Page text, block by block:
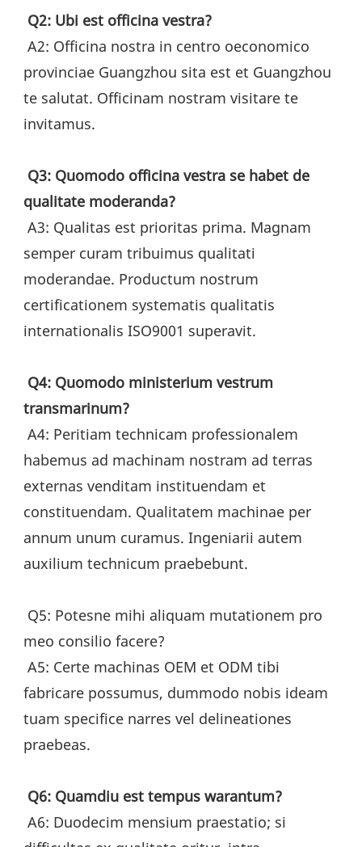
Q2: Ubi est officina vestra?
provinciae Guangzhou sita est et Guangzhou
te salutat. Officinam nostram visitare te
invitamus.
Q3: Quomodo officina vestra se habet de
qualitate moderanda?
semper curam tribuimus qualitati
moderandae. Productum nostrum
certificationem systematis qualitatis
internationalis ISO9001 superavit.
Q4: Quomodo ministerium vestrum
transmarinum?
habemus ad machinam nostram ad terras
externas venditam instituendam et
constituendam. Qualitatem machinae per
annum unum curamus. Ingeniarii autem
auxilium technicum praebebunt.
meo consilio facere?
fabricare possumus, dummodo nobis ideam
tuam specifice narres vel delineationes
praebeas.
Q6: Quamdiu est tempus warantum?